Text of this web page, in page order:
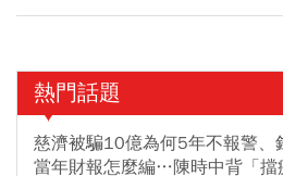
熱門話題
慈濟被騙10億為何5年不報警、
當年財報怎麼編…陳時中背「擋